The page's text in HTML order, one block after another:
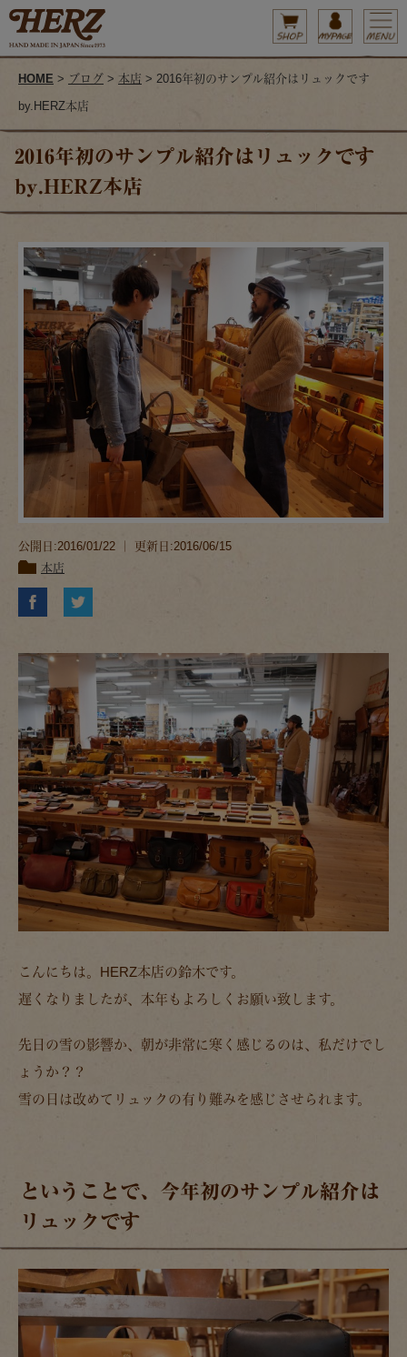
HOME > ブログ > 本店 > 2016年初のサンプル紹介はリュックです
by.HERZ本店
2016年初のサンプル紹介はリュックです
by.HERZ本店
公開日:2016/01/22 ｜ 更新日:2016/06/15
本店
こんにちは。HERZ本店の鈴木です。
遅くなりましたが、本年もよろしくお願い致します。
先日の雪の影響か、朝が非常に寒く感じるのは、私だけでし
ょうか？？
雪の日は改めてリュックの有り難みを感じさせられます。
ということで、今年初のサンプル紹介は
リュックです